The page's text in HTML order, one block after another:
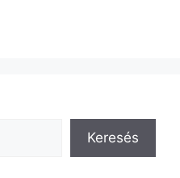
Keresés